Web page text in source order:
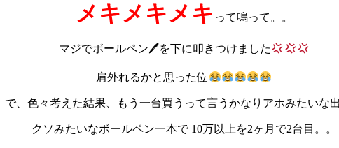
メキメキメキ って鳴って。。
マジでボールペン🖊を下に叩きつけました
肩外れるかと思った位
で、色々考えた結果、もう一台買うって言うかなりアホみたいな出
クソみたいなボールペン一本で 10万以上を2ヶ月で2台目。。